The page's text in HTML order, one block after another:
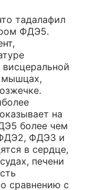
тадалафил
ФДЭ5.
мышцах,
на
более чем
ФДЭ3 и
в сердце,
печени
сравнению с